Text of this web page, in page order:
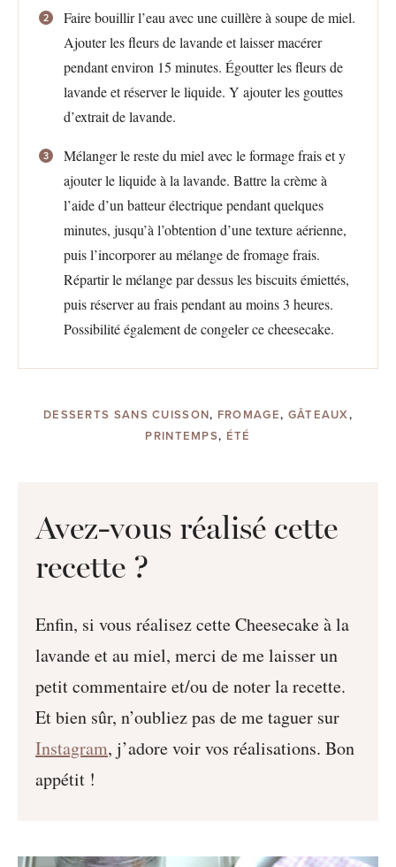
Faire bouillir l’eau avec une cuillère à soupe de miel.
Ajouter les fleurs de lavande et laisser macérer
pendant environ 15 minutes. Égoutter les fleurs de
lavande et réserver le liquide. Y ajouter les gouttes
d’extrait de lavande.
Mélanger le reste du miel avec le formage frais et y
ajouter le liquide à la lavande. Battre la crème à
l’aide d’un batteur électrique pendant quelques
minutes, jusqu’à l’obtention d’une texture aérienne,
puis l’incorporer au mélange de fromage frais.
Répartir le mélange par dessus les biscuits émiettés,
puis réserver au frais pendant au moins 3 heures.
Possibilité également de congeler ce cheesecake.
DESSERTS SANS CUISSON, FROMAGE, GÂTEAUX,
PRINTEMPS, ÉTÉ
Avez-vous réalisé cette
recette ?
Enfin, si vous réalisez cette Cheesecake à la
lavande et au miel, merci de me laisser un
petit commentaire et/ou de noter la recette.
Et bien sûr, n’oubliez pas de me taguer sur
Instagram, j’adore voir vos réalisations. Bon
appétit !